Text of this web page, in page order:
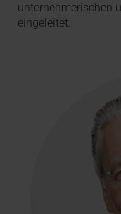
unternehmerischen
eingeleitet.